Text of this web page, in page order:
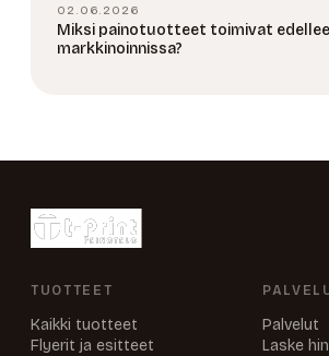
02.06.2026
Miksi painotuotteet toimivat
markkinoinnissa?
TUOTTEET
Kaikki tuotteet
Flyerit ja esitteet
Palvelut
Laske